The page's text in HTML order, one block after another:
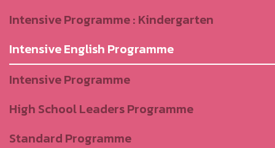
Intensive Programme : Kindergarten
Intensive English Programme
Intensive Programme
High School Leaders Programme
Standard Programme